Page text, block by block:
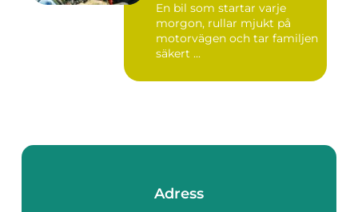
En bil som startar varje
morgon, rullar mjukt på
motorvägen och tar familjen
säkert ...
Adress